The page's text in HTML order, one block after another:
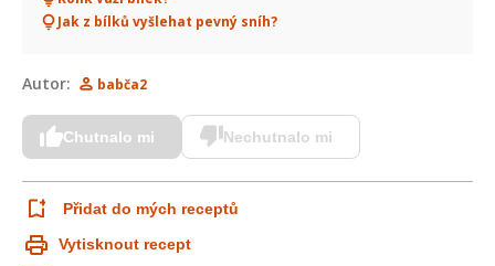
Jak z bílků vyšlehat pevný sníh?
Autor: babča2
Chutnalo mi Nechutnalo mi
Přidat do mých receptů
Vytisknout recept